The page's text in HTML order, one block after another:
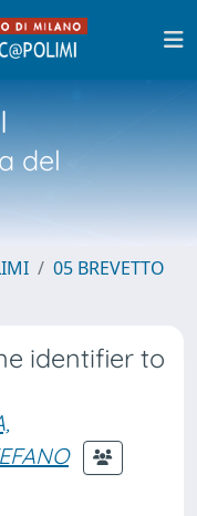
del
05 BREVETTO
identifier to